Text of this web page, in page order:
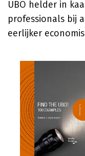
UBO helder in
professionals bij
eerlijker